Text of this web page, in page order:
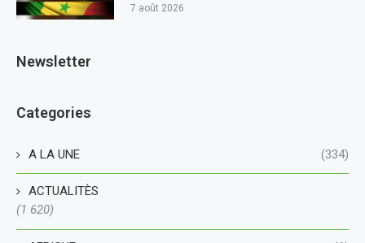
7 août 2026
Newsletter
Categories
A LA UNE (334)
ACTUALITÈS
(1 620)